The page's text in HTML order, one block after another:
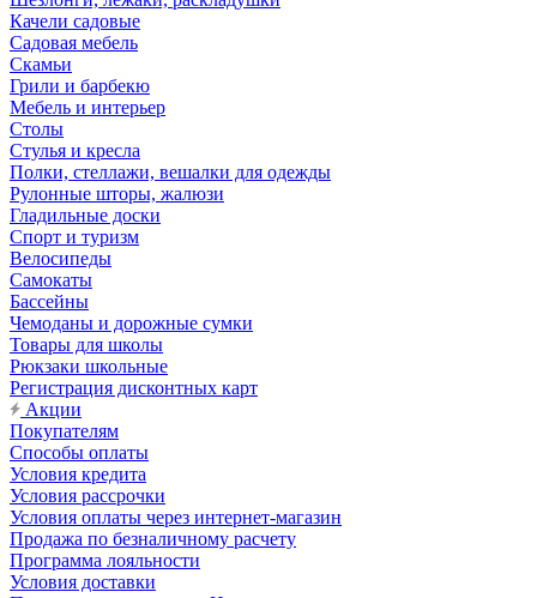
Качели садовые
Садовая мебель
Скамьи
Грили и барбекю
Мебель и интерьер
Столы
Стулья и кресла
Полки, стеллажи, вешалки для одежды
Рулонные шторы, жалюзи
Гладильные доски
Спорт и туризм
Велосипеды
Самокаты
Бассейны
Чемоданы и дорожные сумки
Товары для школы
Рюкзаки школьные
Регистрация дисконтных карт
Акции
Покупателям
Способы оплаты
Условия кредита
Условия рассрочки
Условия оплаты через интернет-магазин
Продажа по безналичному расчету
Программа лояльности
Условия доставки